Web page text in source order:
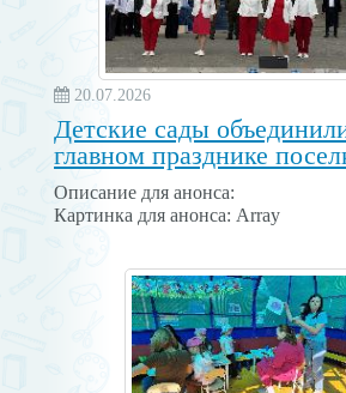
20.07.2026
Детские сады
главном празднике
Описание для анонса:
Картинка для анонса: Array